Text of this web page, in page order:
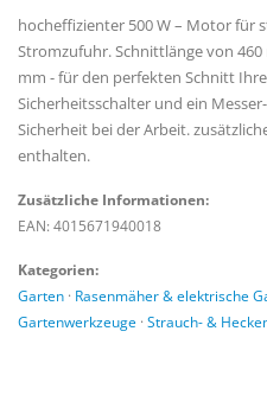
hocheffizienter 500 W – Motor für
Stromzufuhr. Schnittlänge von
mm - für den perfekten Schnitt
Sicherheitsschalter und ein
Sicherheit bei der Arbeit.
enthalten.
Zusätzliche Informationen:
EAN: 4015671940018
Kategorien:
Garten · Rasenmäher & elektrische
Gartenwerkzeuge · Strauch- &